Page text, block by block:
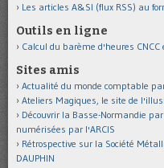
Les articles A&SI (flux RSS) au
Outils en ligne
Calcul du barème d'heures CNCC
Sites amis
Actualité du monde comptable
Ateliers Magiques, le site de
Découvrir la Basse-Normandie
numérisées par l'ARCIS
Rétrospective sur la Société
DAUPHIN